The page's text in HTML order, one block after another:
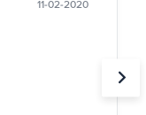
11-02-2020